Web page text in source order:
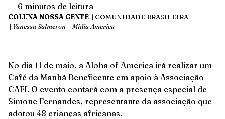
6 minutos de leitura
COLUNA NOSSA GENTE || COMUNIDADE BRASILEIRA
|| Vanessa Salmeron – Midia America
No dia 11 de maio, a Aloha of America irá realizar um
Café da Manhã Beneficente em apoio à Associação
CAFI. O evento contará com a presença especial de
Simone Fernandes, representante da associação que
adotou 48 crianças africanas.